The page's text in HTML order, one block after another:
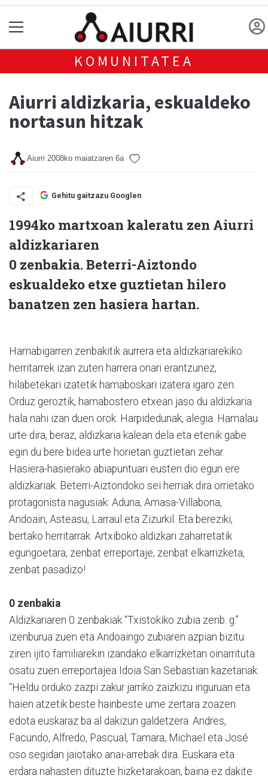
KOMUNITATEA
Aiurri aldizkaria, eskualdeko
nortasun hitzak
Aiurri 2008ko maiatzaren 6a
Gehitu gaitzazu Googlen
1994ko martxoan kaleratu zen Aiurri
aldizkariaren
0 zenbakia. Beterri-Aiztondo
eskualdeko etxe guztietan hilero
banatzen zen hasiera hartan.
Hamabigarren zenbakitik aurrera eta aldizkariarekiko
herritarrek izan zuten harrera onari erantzunez,
hilabetekari izatetik hamaboskari izatera igaro zen.
Orduz geroztik, hamabostero etxean jaso du aldizkaria
hala nahi izan duen orok. Harpidedunak, alegia. Hamalau
urte dira, beraz, aldizkaria kalean dela eta etenik gabe
egin du bere bidea urte horietan guztietan zehar.
Hasiera-hasierako abiapuntuari eusten dio egun ere
aldizkariak. Beterri-Aiztondoko sei herriak dira orrietako
protagonista nagusiak: Aduna, Amasa-Villabona,
Andoain, Asteasu, Larraul eta Zizurkil. Eta bereziki,
bertako herritarrak. Artxiboko aldizkari zaharretatik
egungoetara, zenbat erreportaje, zenbat elkarrizketa,
zenbat pasadizo!
0 zenbakia
Aldizkariaren 0 zenbakiak “Txistokiko zubia zenb. g.”
izenburua zuen eta Andoaingo zubiaren azpian bizitu
ziren ijito familiarekin izandako elkarrizketan oinarrituta
osatu zuen erreportajea Idoia San Sebastian kazetariak.
“Heldu orduko zazpi zakur jarriko zaizkizu inguruan eta
haien atzetik beste hainbeste ume zertara zoazen
edota euskaraz ba al dakizun galdetzera. Andres,
Facundo, Alfredo, Pascual, Tamara, Michael eta José
oso segidan jaiotako anai-arrebak dira. Euskara eta
erdara nahasten dituzte hizketarakoan, baina ez dakite